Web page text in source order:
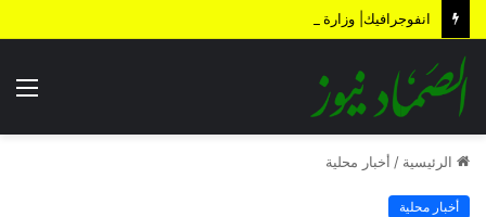
الرئيسية / أخبار محلية
أخبار محلية